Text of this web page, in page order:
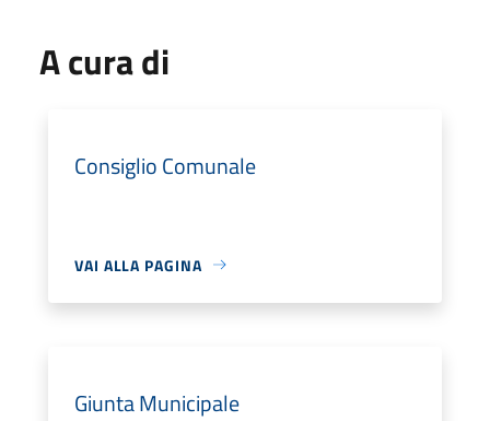
A cura di
Consiglio Comunale
VAI ALLA PAGINA
Giunta Municipale